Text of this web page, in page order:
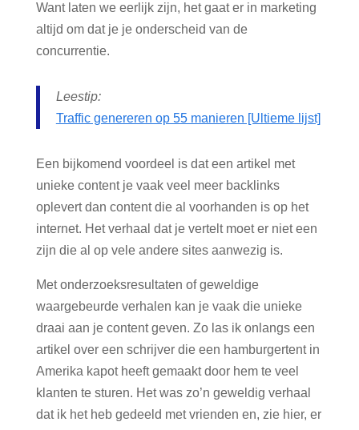
Want laten we eerlijk zijn, het gaat er in marketing
altijd om dat je je onderscheid van de
concurrentie.
Leestip:
Traffic genereren op 55 manieren [Ultieme lijst]
Een bijkomend voordeel is dat een artikel met
unieke content je vaak veel meer backlinks
oplevert dan content die al voorhanden is op het
internet. Het verhaal dat je vertelt moet er niet een
zijn die al op vele andere sites aanwezig is.
Met onderzoeksresultaten of geweldige
waargebeurde verhalen kan je vaak die unieke
draai aan je content geven. Zo las ik onlangs een
artikel over een schrijver die een hamburgertent in
Amerika kapot heeft gemaakt door hem te veel
klanten te sturen. Het was zo’n geweldig verhaal
dat ik het heb gedeeld met vrienden en, zie hier, er